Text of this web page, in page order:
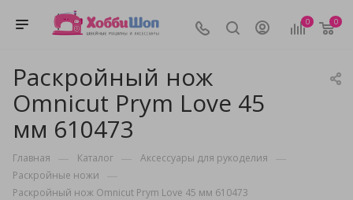
0 0
Раскройный нож
Omnicut Prym Love 45
мм 610473
Главная — Каталог — Аксессуары для рукоделия —
Раскройные ножи —
Раскройный нож Omnicut Prym Love 45 мм 610473